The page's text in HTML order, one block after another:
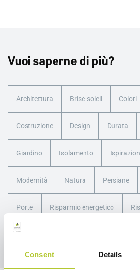
Consent Details
Vuoi saperne di più?
Architettura Brise-soleil Colori
Costruzione Design Durata
Giardino Isolamento
Modernità Natura Persiane
Porte Risparmio energetico
Scorrevoli